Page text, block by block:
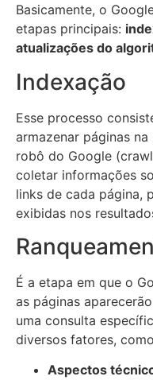
Basicamente, o
etapas principais:
atualizações do
Indexação
Esse processo
armazenar páginas
robô do Google
coletar informações
links de cada página,
exibidas nos
É a etapa em que o
as páginas
uma consulta
diversos fatores,
Aspectos